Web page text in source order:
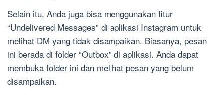
Selain itu, Anda juga bisa menggunakan fitur
“Undelivered Messages” di aplikasi Instagram untuk
melihat DM yang tidak disampaikan. Biasanya, pesan
ini berada di folder “Outbox” di aplikasi. Anda dapat
membuka folder ini dan melihat pesan yang belum
disampaikan.